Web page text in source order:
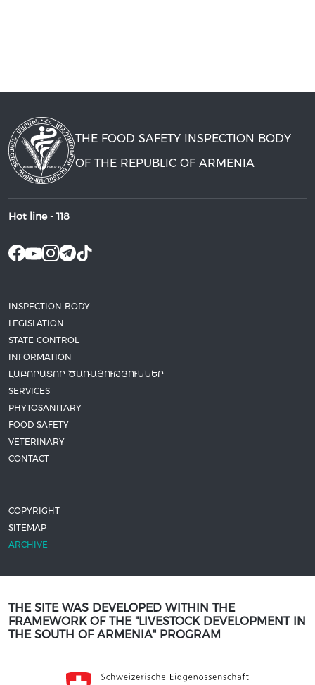
THE FOOD SAFETY INSPECTION BODY
OF THE REPUBLIC OF ARMENIA
Hot line - 118
INSPECTION BODY
LEGISLATION
STATE CONTROL
INFORMATION
ԼԱԲՈՐԱՏՈՐ ԾԱՌԱՅՈՒԹՅՈՒՆՆԵՐ
SERVICES
PHYTOSANITARY
FOOD SAFETY
VETERINARY
CONTACT
COPYRIGHT
SITEMAP
ARCHIVE
THE SITE WAS DEVELOPED WITHIN THE
FRAMEWORK OF THE "LIVESTOCK DEVELOPMENT IN
THE SOUTH OF ARMENIA" PROGRAM